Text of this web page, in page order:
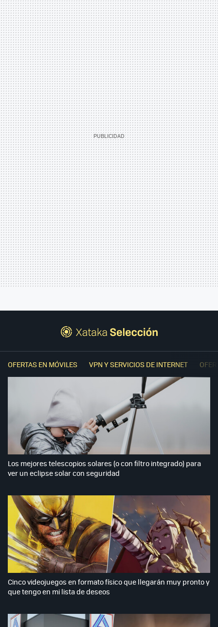
OFERTAS EN MÓVILES VPN Y SERVICIOS DE INTERNET
Los mejores telescopios solares (o con filtro integrado) para
ver un eclipse solar con seguridad
Cinco videojuegos en formato físico que llegarán muy pronto y
que tengo en mi lista de deseos